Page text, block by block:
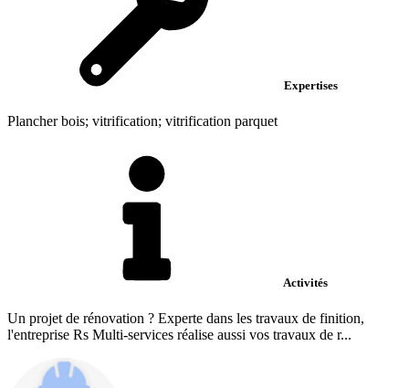
Expertises
Plancher bois; vitrification; vitrification parquet
Activités
Un projet de rénovation ? Experte dans les travaux de finition,
l'entreprise Rs Multi-services réalise aussi vos travaux de r...